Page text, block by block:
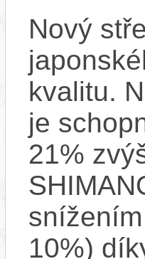
Nový
kvalitu.
je
21%
10%)